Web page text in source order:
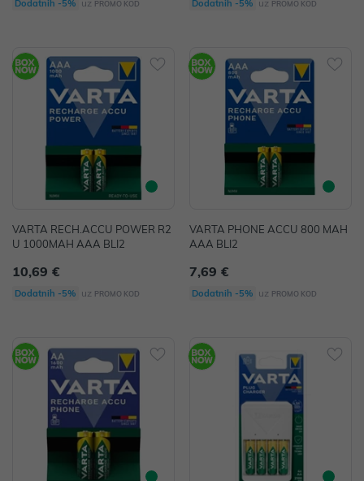
Dodatnih -5% uz PROMO KOD Dodatnih -5% uz PROMO KOD
VARTA RECH.ACCU POWER R2
U 1000MAH AAA BLI2
10,69 €
Dodatnih -5% uz PROMO KOD
VARTA PHONE ACCU 800 MAH
AAA BLI2
7,69 €
Dodatnih -5% uz PROMO KOD